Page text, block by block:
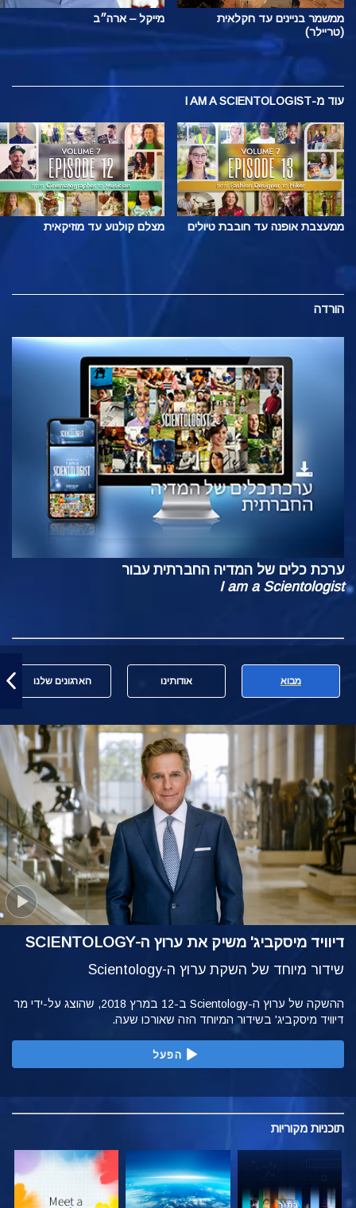
ממשמר בניינים עד חקלאית
(טריילר)
מייקל – ארה״ב
עוד מ-I AM A SCIENTOLOGIST
ממעצבת אופנה עד חובבת טיולים מצלם קולנוע עד מוזיקאית
הורדה
ערכת כלים של המדיה החברתית עבור
I am a Scientologist
מבוא אודותינו הארגונים שלנו
דיוויד מיסקביג' משיק את ערוץ ה-SCIENTOLOGY
שידור מיוחד של השקת ערוץ ה-Scientology
ההשקה של ערוץ ה-Scientology ב-12 במרץ 2018, שהוצג על-ידי מר
דיוויד מיסקביג' בשידור המיוחד הזה שאורכו שעה.
הפעל
תוכניות מקוריות